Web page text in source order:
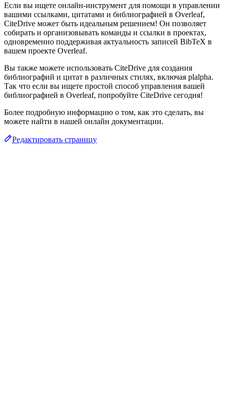
Если вы ищете онлайн-инструмент для помощи в управлении
вашими ссылками, цитатами и библиографией в Overleaf,
CiteDrive может быть идеальным решением! Он позволяет
собирать и организовывать команды и ссылки в проектах,
одновременно поддерживая актуальность записей BibTeX в
вашем проекте Overleaf.
Вы также можете использовать CiteDrive для создания
библиографий и цитат в различных стилях, включая plalpha.
Так что если вы ищете простой способ управления вашей
библиографией в Overleaf, попробуйте CiteDrive сегодня!
Более подробную информацию о том, как это сделать, вы
можете найти в нашей онлайн документации.
Редактировать страницу